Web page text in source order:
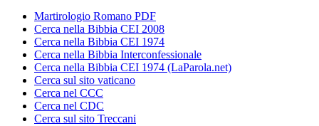
Martirologio Romano PDF
Cerca nella Bibbia CEI 2008
Cerca nella Bibbia CEI 1974
Cerca nella Bibbia Interconfessionale
Cerca nella Bibbia CEI 1974 (LaParola.net)
Cerca sul sito vaticano
Cerca nel CCC
Cerca nel CDC
Cerca sul sito Treccani